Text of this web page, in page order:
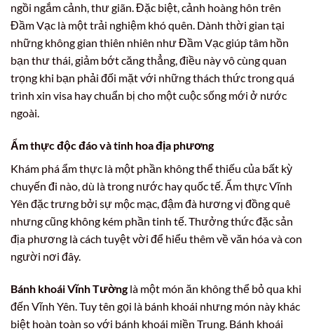
ngồi ngắm cảnh, thư giãn. Đặc biệt, cảnh hoàng hôn trên
Đầm Vạc là một trải nghiệm khó quên. Dành thời gian tại
những không gian thiên nhiên như Đầm Vạc giúp tâm hồn
bạn thư thái, giảm bớt căng thẳng, điều này vô cùng quan
trọng khi bạn phải đối mặt với những thách thức trong quá
trình xin visa hay chuẩn bị cho một cuộc sống mới ở nước
ngoài.
Ẩm thực độc đáo và tinh hoa địa phương
Khám phá ẩm thực là một phần không thể thiếu của bất kỳ
chuyến đi nào, dù là trong nước hay quốc tế. Ẩm thực Vĩnh
Yên đặc trưng bởi sự mộc mạc, đậm đà hương vị đồng quê
nhưng cũng không kém phần tinh tế. Thưởng thức đặc sản
địa phương là cách tuyệt vời để hiểu thêm về văn hóa và con
người nơi đây.
Bánh khoái Vĩnh Tườnglà một món ăn không thể bỏ qua khi
đến Vĩnh Yên. Tuy tên gọi là bánh khoái nhưng món này khác
biệt hoàn toàn so với bánh khoái miền Trung. Bánh khoái